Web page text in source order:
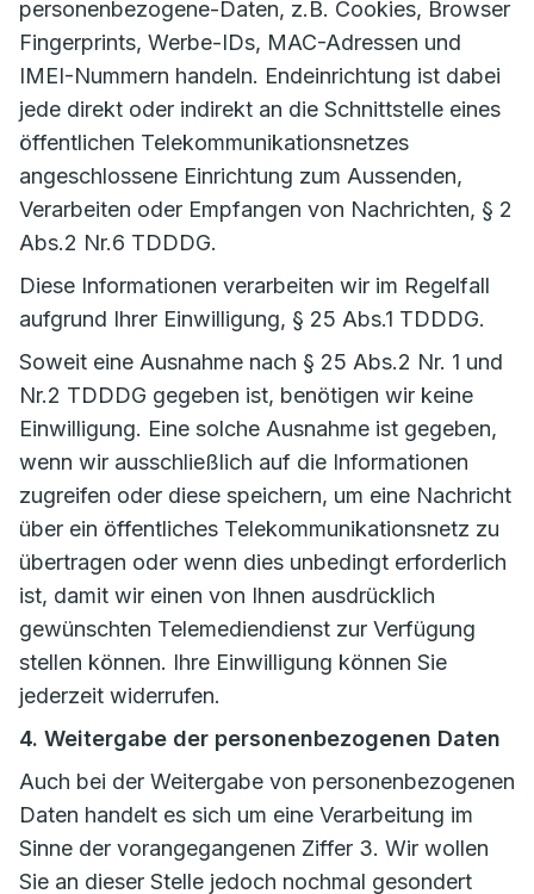
personenbezogene-Daten, z.B. Cookies, Browser
Fingerprints, Werbe-IDs, MAC-Adressen und
IMEI-Nummern handeln. Endeinrichtung ist dabei
jede direkt oder indirekt an die Schnittstelle eines
öffentlichen Telekommunikationsnetzes
angeschlossene Einrichtung zum Aussenden,
Verarbeiten oder Empfangen von Nachrichten, § 2
Abs.2 Nr.6 TDDDG.
Diese Informationen verarbeiten wir im Regelfall
aufgrund Ihrer Einwilligung, § 25 Abs.1 TDDDG.
Soweit eine Ausnahme nach § 25 Abs.2 Nr. 1 und
Nr.2 TDDDG gegeben ist, benötigen wir keine
Einwilligung. Eine solche Ausnahme ist gegeben,
wenn wir ausschließlich auf die Informationen
zugreifen oder diese speichern, um eine Nachricht
über ein öffentliches Telekommunikationsnetz zu
übertragen oder wenn dies unbedingt erforderlich
ist, damit wir einen von Ihnen ausdrücklich
gewünschten Telemediendienst zur Verfügung
stellen können. Ihre Einwilligung können Sie
jederzeit widerrufen.
4. Weitergabe der personenbezogenen Daten
Auch bei der Weitergabe von personenbezogenen
Daten handelt es sich um eine Verarbeitung im
Sinne der vorangegangenen Ziffer 3. Wir wollen
Sie an dieser Stelle jedoch nochmal gesondert